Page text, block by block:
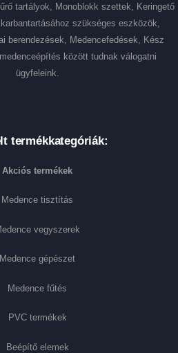
tartályok, Monoblokk szettek, Keringető
szükséges eszközök,
berendezések, Medencefedések, Kész
között tudnak válogatni
ügyfeleink.
termékkategóriák:
Akciós termékek
Medence tisztítás
vegyszerek
Medence gépészet
Medence fűtés
PVC termékek
Beépítő elemek